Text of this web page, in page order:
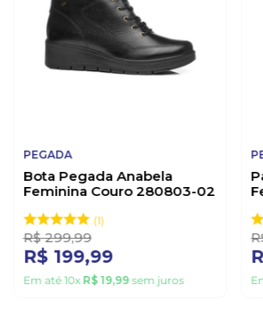
PEGADA
Bota Pegada Anabela
Feminina Couro 280803-02
1
R$ 299,99
R$ 199,99
Em até10x R$ 19,99sem juros